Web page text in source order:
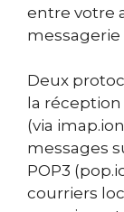
entre votre
messagerie
Deux
la
(via
messages
POP3
courriers